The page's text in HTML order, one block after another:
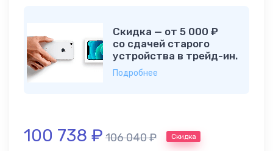
Скидка — от 5 000 ₽
со сдачей старого
устройства в трейд-ин.
Подробнее
100 738 ₽ 106 040₽ Скидка